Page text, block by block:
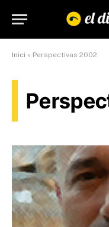
Inici » Perspectivas 2002